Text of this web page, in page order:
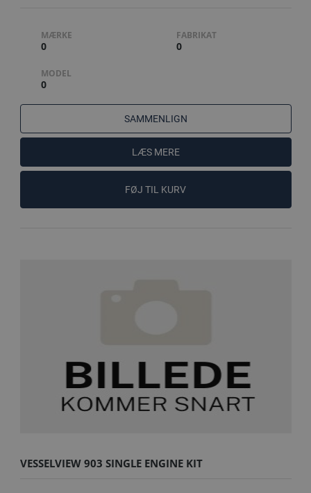
MÆRKE
0
FABRIKAT
0
MODEL
0
SAMMENLIGN
LÆS MERE
FØJ TIL KURV
VESSELVIEW 903 SINGLE ENGINE KIT